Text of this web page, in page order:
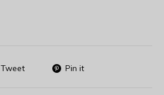
Tweet Pin it